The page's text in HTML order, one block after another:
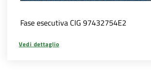
Fase esecutiva CIG 97432754E2
Vedi dettaglio